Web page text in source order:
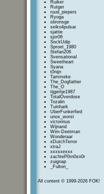
Ruiker
Rutger
ruud_piepers
Ryoga
sbronsge
seiko4pulsar
sjattie
sjor06
SockUdip
Sproet_1980
Stefan206
SvensationaI
Sweetheart
Syana
t0nijn
Tammeke
The_Dogfather
The_O
tijgertje1987
TotalOverdose
Tozalin
Tuinhark
UberFunkerfied
unox_worst
victorinus
Wijnand
Wim-Deetman
Wonderaar
xDutchTerror
xtraJ
xxxsxexxx
zachteP0rn0sn0r
zuignap
_Fulton_
All content © 1999-2026 FOK!